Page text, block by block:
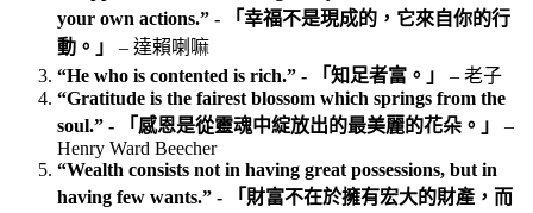
your own actions.” - 「幸福不是現成的，它來自你的行
動。」
– 達賴喇嘛
“He who is contented is rich.” - 「知足者富。」
– 老子
“Gratitude is the fairest blossom which springs from the
soul.” - 「感恩是從靈魂中綻放出的最美麗的花朵。」
–
Henry Ward Beecher
“Wealth consists not in having great possessions, but in
having few wants.” - 「財富不在於擁有宏大的財產，而